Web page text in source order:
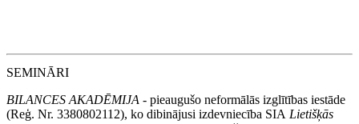
SEMINĀRI
BILANCES AKADĒMIJA - pieaugušo neformālās izglītības iestāde
(Reģ. Nr. 3380802112), ko dibinājusi izdevniecība SIA Lietišķās